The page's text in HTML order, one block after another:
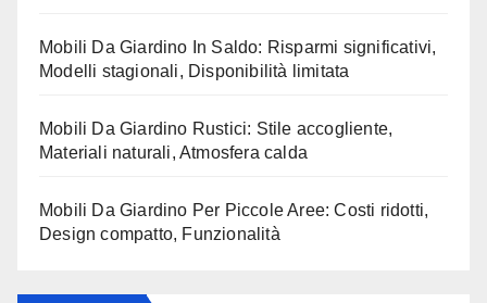
Mobili Da Giardino In Saldo: Risparmi significativi,
Modelli stagionali, Disponibilità limitata
Mobili Da Giardino Rustici: Stile accogliente,
Materiali naturali, Atmosfera calda
Mobili Da Giardino Per Piccole Aree: Costi ridotti,
Design compatto, Funzionalità